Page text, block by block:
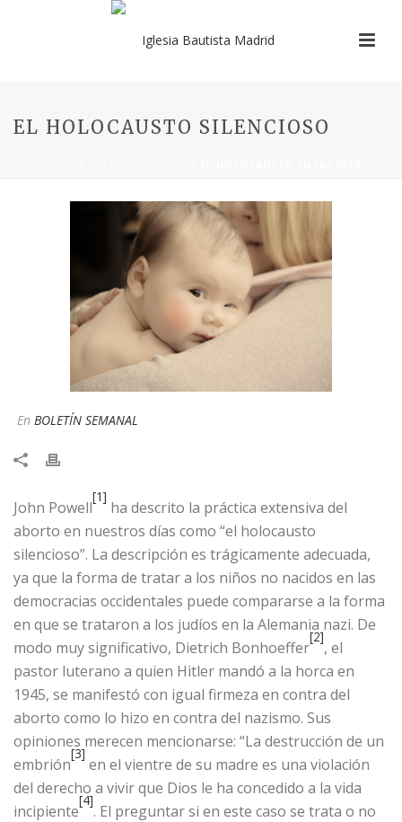
EL HOLOCAUSTO SILENCIOSO
En BOLETÍN SEMANAL
John Powell
[1]
ha descrito la práctica extensiva del
aborto en nuestros días como “el holocausto
silencioso”. La descripción es trágicamente adecuada,
ya que la forma de tratar a los niños no nacidos en las
democracias occidentales puede compararse a la forma
en que se trataron a los judíos en la Alemania nazi. De
modo muy significativo, Dietrich Bonhoeffer
[2]
, el
pastor luterano a quien Hitler mandó a la horca en
1945, se manifestó con igual firmeza en contra del
aborto como lo hizo en contra del nazismo. Sus
opiniones merecen mencionarse: “La destrucción de un
embrión
[3]
en el vientre de su madre es una violación
del derecho a vivir que Dios le ha concedido a la vida
incipiente
[4]
. El preguntar si en este caso se trata o no